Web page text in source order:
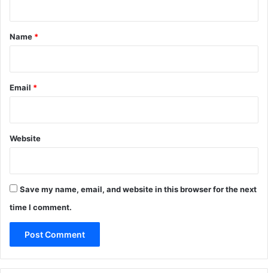
*
Name *
Email *
Website
Save my name, email, and website in this browser for the next
time I comment.